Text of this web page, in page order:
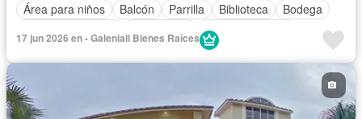
Área para niños
Balcón Parrilla Biblioteca
Bodega
Estacionamiento
Gimnasio
Patio
17 jun 2026 en - Galeniall Bienes Raíces